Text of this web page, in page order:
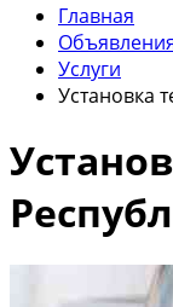
Главная
Услуги
Установка